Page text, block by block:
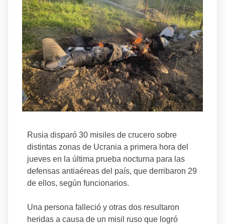
Rusia disparó 30 misiles de crucero sobre
distintas zonas de Ucrania a primera hora del
jueves en la última prueba nocturna para las
defensas antiaéreas del país, que derribaron 29
de ellos, según funcionarios.
Una persona falleció y otras dos resultaron
heridas a causa de un misil ruso que logró